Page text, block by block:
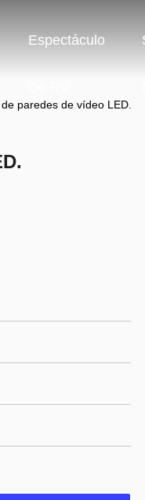
Espectáculo
paredes de vídeo LED.